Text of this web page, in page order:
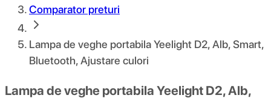
Comparator preturi
Lampa de veghe portabila Yeelight D2, Alb, Smart,
Bluetooth, Ajustare culori
Lampa de veghe portabila Yeelight D2, Alb,